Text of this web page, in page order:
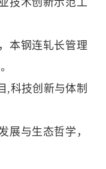
， 本钢连轧长管理
,科技创新与体制
展与生态哲学 ，